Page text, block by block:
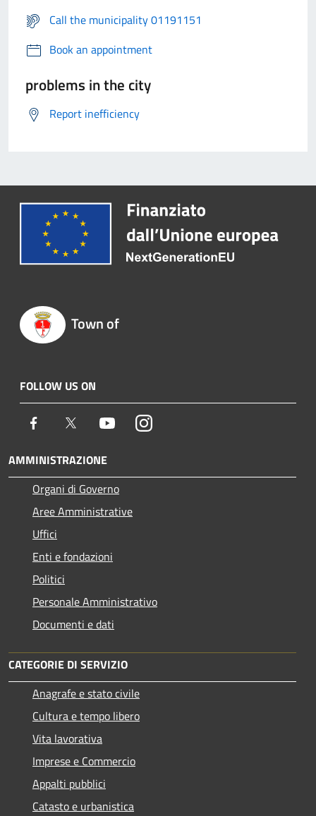
Call the municipality 01191151
Book an appointment
problems in the city
Report inefficiency
Town of
FOLLOW US ON
Facebook Twitter YoutubeInstagram
AMMINISTRAZIONE
Organi di Governo
Aree Amministrative
Uffici
Enti e fondazioni
Politici
Personale Amministrativo
Documenti e dati
CATEGORIE DI SERVIZIO
Anagrafe e stato civile
Cultura e tempo libero
Vita lavorativa
Imprese e Commercio
Appalti pubblici
Catasto e urbanistica